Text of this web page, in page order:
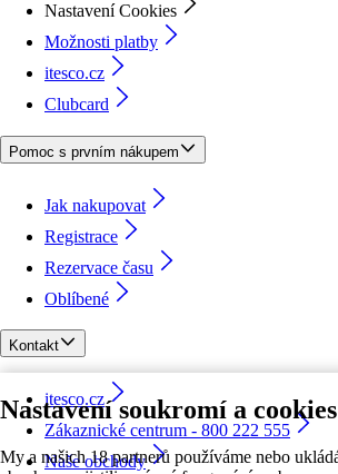
Nastavení soukromí a cookies
My a našich 18 partnerů používáme nebo
Nastavení Cookies
Možnosti platby
itesco.cz
Clubcard
Pomoc s prvním nákupem
Jak nakupovat
Registrace
Rezervace času
Oblíbené
Kontakt
itesco.cz
Zákaznické centrum - 800 222 555
Naše obchody